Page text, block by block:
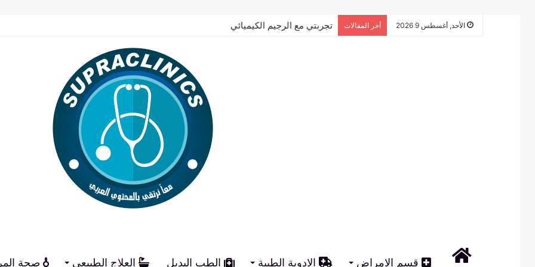
الأحد, أغسطس 9 2026 أخر المقالات تجربتي مع الرجيم الكيميائي
الرئيسيةقسم الامراض الادوية الطبية الطب البديل العلاج الطبيعي صحة